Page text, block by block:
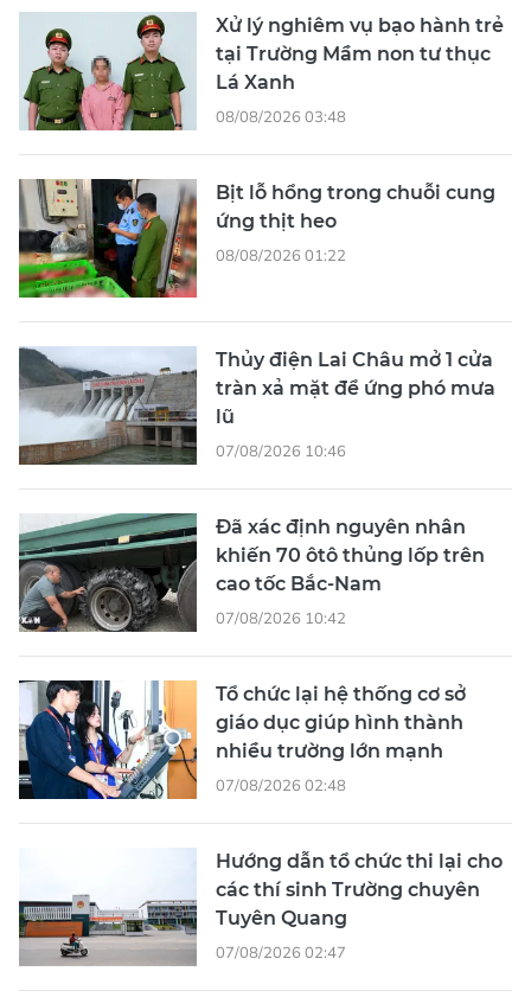
Xử lý nghiêm vụ bạo hành trẻ
tại Trường Mầm non tư thục
Lá Xanh
08/08/2026 03:48
Bịt lỗ hổng trong chuỗi cung
ứng thịt heo
08/08/2026 01:22
Thủy điện Lai Châu mở 1 cửa
tràn xả mặt để ứng phó mưa
lũ
07/08/2026 10:46
Đã xác định nguyên nhân
khiến 70 ôtô thủng lốp trên
cao tốc Bắc-Nam
07/08/2026 10:42
Tổ chức lại hệ thống cơ sở
giáo dục giúp hình thành
nhiều trường lớn mạnh
07/08/2026 02:48
Hướng dẫn tổ chức thi lại cho
các thí sinh Trường chuyên
Tuyên Quang
07/08/2026 02:47